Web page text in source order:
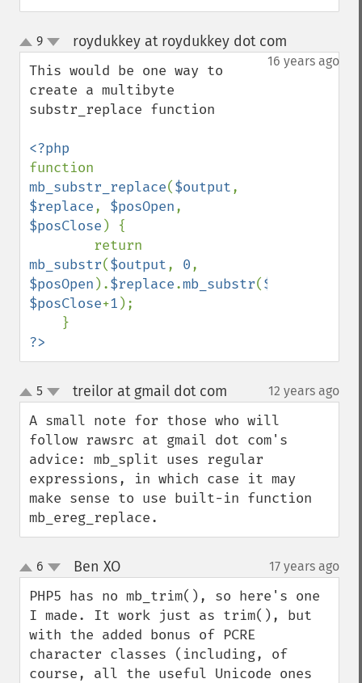
up
down
9 roydukkey at roydukkey dot com
16 years ago
This would be one way to
create a multibyte
substr_replace function
mb_substr_replace($output
$replace, $posOpen
$posClose ) {
mb_substr($output, 0
$posOpen ).$replace.mb_substr($output
$posClose+1 );
?>
up
down
5 treilor at gmail dot com 12 years ago
A small note for those who will
follow rawsrc at gmail dot com's
advice: mb_split uses regular
expressions, in which case it may
make sense to use built-in function
mb_ereg_replace.
up
down
6 Ben XO¶ 17 years ago
PHP5 has no mb_trim(), so here's one
I made. It work just as trim(), but
with the added bonus of PCRE
character classes (including, of
course, all the useful Unicode ones